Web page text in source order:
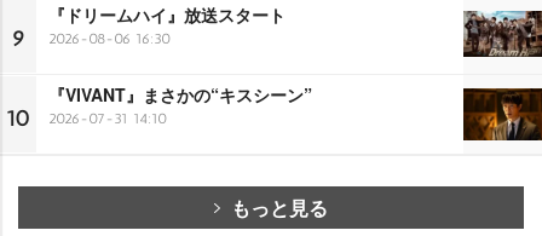
9
『ドリームハイ』放送スタート
2026-08-06 16:30
10
『VIVANT』まさかの“キスシーン”
2026-07-31 14:10
もっと見る